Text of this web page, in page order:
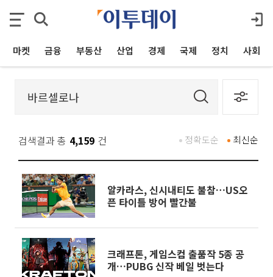
마켓 금융 부동산 산업 경제 국제 정치 사회
검색결과 총 4,159 건 최신순
정확도순
알카라스, 신시내티도 불참…US오
픈 타이틀 방어 빨간불
크래프톤, 게임스컴 출품작 5종 공
개…PUBG 신작 베일 벗는다